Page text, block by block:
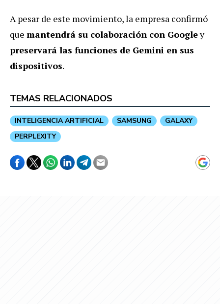
A pesar de este movimiento, la empresa confirmó
que mantendrá su colaboración con Googley
preservará las funciones de Gemini en sus
dispositivos.
TEMAS RELACIONADOS
INTELIGENCIA ARTIFICIAL SAMSUNG
GALAXY
PERPLEXITY